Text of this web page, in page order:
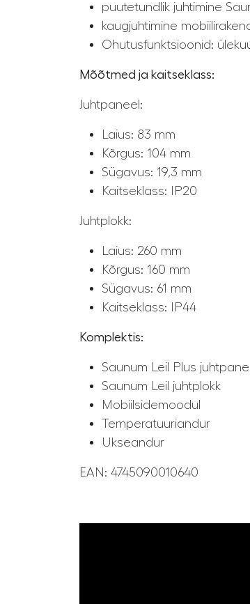
puutetundlik juhtimine
kaugjuhtimine
Ohutusfunktsioonid:
Mõõtmed ja kaitseklass:
Juhtpaneel:
Laius: 83 mm
Kõrgus: 104 mm
Sügavus: 19,3 mm
Kaitseklass: IP20
Juhtplokk:
Laius: 260 mm
Kõrgus: 160 mm
Sügavus: 61 mm
Kaitseklass: IP44
Komplektis:
Saunum Leil Plus
Saunum Leil juhtplokk
Mobiilsidemoodul
Temperatuuriandur
Ukseandur
EAN: 4745090010640